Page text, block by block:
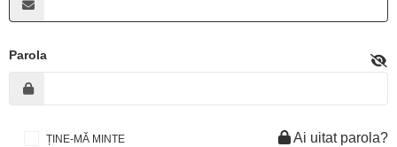
Parola
ȚINE-MĂ MINTE Ai uitat parola?